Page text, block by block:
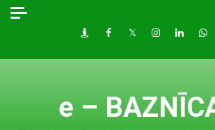
Skip
DraugiemFacebook
TwitterInstagram
LinkedIn
e –